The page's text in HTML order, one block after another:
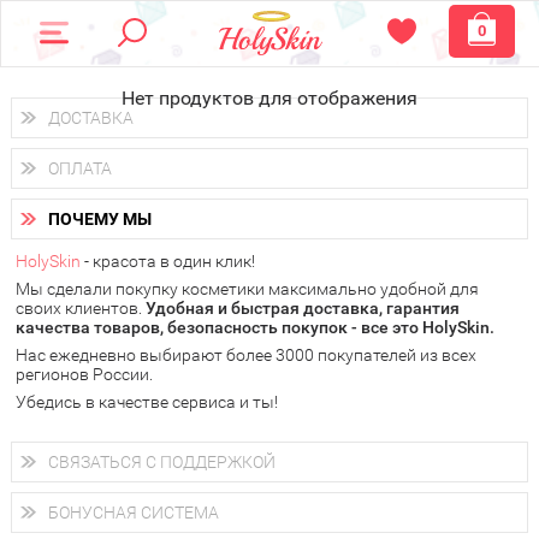
0
Нет продуктов для отображения
ДОСТАВКА
Доставка осуществляетсяпо всем городам России.
Вы можете выбрать доставку курьером, Почтой России или
получить заказ в пунктах выдачи PickPoint или пункте
самовывоза.
В 20 городах России доставка осуществляется ужена
следующий день.
у Вас всегда есть возможность получитьбесплатную
доставку от HolySkin.
подробнее об условиях доставки и оплаты в Вашем городе
ОПЛАТА
Вы можете оплатить свой заказ любым удобным способом:
наличными деньгами (
через интернет-банк (Альфа-банк, Сбербанк) и другими
электронными способами.
ПОЧЕМУ МЫ
HolySkin - красота в один клик!
Мы сделали покупку косметики максимально удобной для
своих клиентов. Удобная и быстрая доставка, гарантия
качества товаров, безопасность покупок - все это HolySkin.
Нас ежедневно выбирают более 3000 покупателей из всех
регионов России.
Убедись в качестве сервиса и ты!
СВЯЗАТЬСЯ С ПОДДЕРЖКОЙ
+7 (800) 707-24-55
Мы будем рады ответить на все Ваши вопросы по работе
магазина, проконсультировать по товарам, рассказать о
БОНУСНАЯ СИСТЕМА